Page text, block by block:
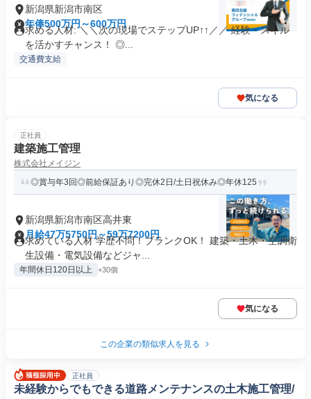
新潟県新潟市南区
年俸500万円～600万円
求める人材: ＼＼次の現場でステップUP↑↑／／ 経験・スキル
を活かすチャンス！ ◎...
交通費支給
気になる
正社員
建築施工管理
株式会社メイジン
◎賞与年3回◎前給保証あり◎完休2日/土日祝休み◎年休125
新潟県新潟市南区高井東
月給47万5750円～59万7200円
求めている人材 学歴不問！ブランクOK！ 建築・土木・空調衛
生設備・電気設備などジャ...
年間休日120日以上 +30個
気になる
この企業の類似求人を見る
正社員
未経験からでもできる道路メンテナンスの土木施工管理/